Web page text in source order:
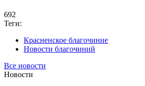
692
Теги:
Красненское благочиние
Новости благочиний
Все новости
Новости